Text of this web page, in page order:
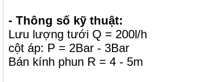
- Thông số kỹ thuật:
Lưu lượng tưới Q = 200l/h
cột áp: P = 2Bar - 3Bar
Bán kính phun R = 4 - 5m